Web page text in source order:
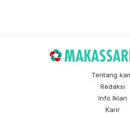
Tentang
Redaksi
Info Iklan
Karir